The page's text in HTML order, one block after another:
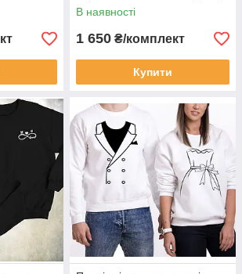
В наявності
1 650 ₴/комплект
Купити